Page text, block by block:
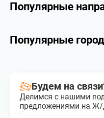
Популярные
Популярные
Будем на
Делимся с нашими
предложениями на